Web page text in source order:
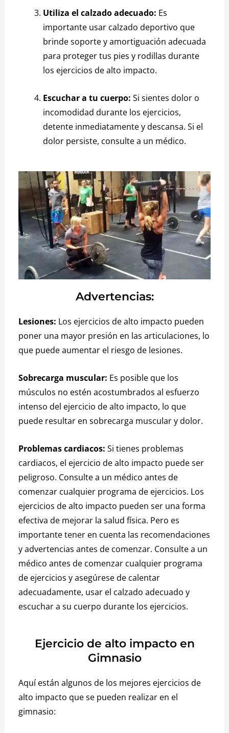
Utiliza el calzado adecuado: Es
importante usar calzado deportivo que
brinde soporte y amortiguación adecuada
para proteger tus pies y rodillas durante
los ejercicios de alto impacto.
Escuchar a tu cuerpo: Si sientes dolor o
incomodidad durante los ejercicios,
detente inmediatamente y descansa. Si el
dolor persiste, consulte a un médico.
Advertencias:
Lesiones: Los ejercicios de alto impacto pueden
poner una mayor presión en las articulaciones, lo
que puede aumentar el riesgo de lesiones.
Sobrecarga muscular: Es posible que los
músculos no estén acostumbrados al esfuerzo
intenso del ejercicio de alto impacto, lo que
puede resultar en sobrecarga muscular y dolor.
Problemas cardiacos: Si tienes problemas
cardiacos, el ejercicio de alto impacto puede ser
peligroso. Consulte a un médico antes de
comenzar cualquier programa de ejercicios. Los
ejercicios de alto impacto pueden ser una forma
efectiva de mejorar la salud física. Pero es
importante tener en cuenta las recomendaciones
y advertencias antes de comenzar. Consulte a un
médico antes de comenzar cualquier programa
de ejercicios y asegúrese de calentar
adecuadamente, usar el calzado adecuado y
escuchar a su cuerpo durante los ejercicios.
Ejercicio de alto impacto en
Gimnasio
Aquí están algunos de los mejores ejercicios de
alto impacto que se pueden realizar en el
gimnasio: